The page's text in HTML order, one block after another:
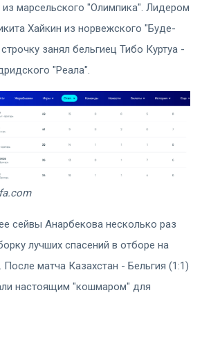
марсельского "Олимпика". Лидером
Хайкин из норвежского "Буде-
занял бельгиец Тибо Куртуа -
"Реала".
сейвы Анарбекова несколько раз
лучших спасений в отборе на
матча Казахстан - Бельгия (1:1)
настоящим "кошмаром" для